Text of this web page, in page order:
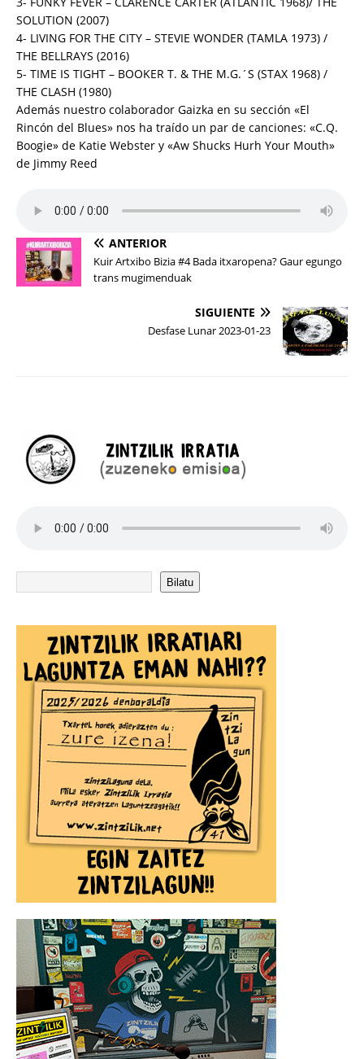
SOLUTION (2007)
4- LIVING FOR THE CITY – STEVIE WONDER (TAMLA 1973) /
THE BELLRAYS (2016)
5- TIME IS TIGHT – BOOKER T. & THE M.G.´S (STAX 1968) /
THE CLASH (1980)
Además nuestro colaborador Gaizka en su sección «El
Rincón del Blues» nos ha traído un par de canciones: «C.Q.
Boogie» de Katie Webster y «Aw Shucks Hurh Your Mouth»
de Jimmy Reed
ANTERIOR
Kuir Artxibo Bizia #4 Bada itxaropena? Gaur egungo
trans mugimenduak
SIGUIENTE
Desfase Lunar 2023-01-23
Bilatu